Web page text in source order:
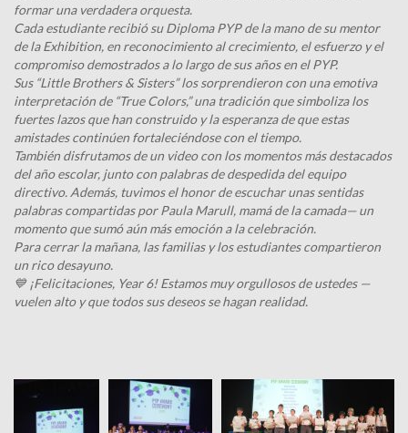
formar una verdadera orquesta.
Cada estudiante recibió su Diploma PYP de la mano de su mentor
de la Exhibition, en reconocimiento al crecimiento, el esfuerzo y el
compromiso demostrados a lo largo de sus años en el PYP.
Sus “Little Brothers & Sisters” los sorprendieron con una emotiva
interpretación de “True Colors,” una tradición que simboliza los
fuertes lazos que han construido y la esperanza de que estas
amistades continúen fortaleciéndose con el tiempo.
También disfrutamos de un video con los momentos más destacados
del año escolar, junto con palabras de despedida del equipo
directivo. Además, tuvimos el honor de escuchar unas sentidas
palabras compartidas por Paula Marull, mamá de la camada— un
momento que sumó aún más emoción a la celebración.
Para cerrar la mañana, las familias y los estudiantes compartieron
un rico desayuno.
💙 ¡Felicitaciones, Year 6! Estamos muy orgullosos de ustedes —
vuelen alto y que todos sus deseos se hagan realidad.